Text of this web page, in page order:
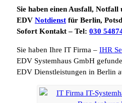
Sie haben einen Ausfall,
EDV Notdienst für Berlin,
Sofort Kontakt – Tel: 030
Sie haben Ihre IT Firma – IHR
EDV Systemhaus GmbH
EDV Dienstleistungen in Berlin